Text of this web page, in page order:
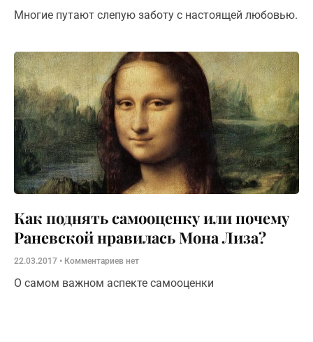
Многие путают слепую заботу с настоящей любовью.
Как поднять самооценку или почему
Раневской нравилась Мона Лиза?
22.03.2017 Комментариев нет
О самом важном аспекте самооценки